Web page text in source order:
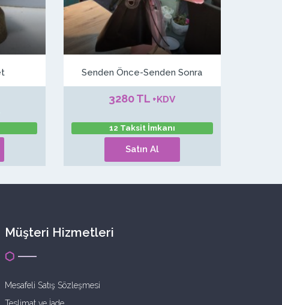
Senden Önce-Senden Sonra
3280 TL +KDV
12 Taksit İmkanı
Satın Al
Müşteri Hizmetleri
Mesafeli Satış Sözleşmesi